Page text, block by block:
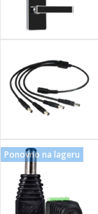
mesa
kafu
program
materijal
gorivo
Ponovno na lageru